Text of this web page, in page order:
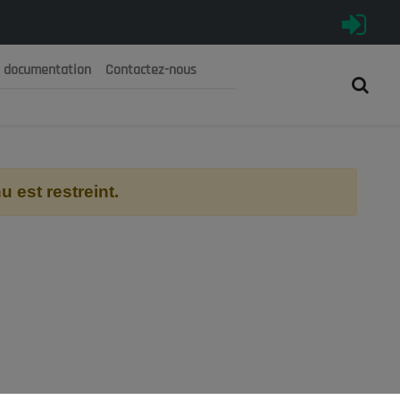
الجزائرية الديمقراطية الشعبية
documentation Contactez-nous
est restreint.